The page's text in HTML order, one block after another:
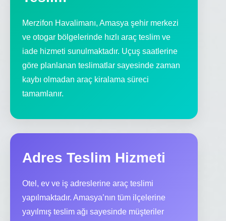
Merzifon Havalimanı, Amasya şehir merkezi
ve otogar bölgelerinde hızlı araç teslim ve
iade hizmeti sunulmaktadır. Uçuş saatlerine
göre planlanan teslimatlar sayesinde zaman
kaybı olmadan araç kiralama süreci
tamamlanır.
Adres Teslim Hizmeti
Otel, ev ve iş adreslerine araç teslimi
yapılmaktadır. Amasya’nın tüm ilçelerine
yayılmış teslim ağı sayesinde müşteriler